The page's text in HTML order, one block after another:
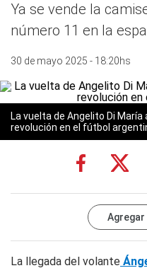
Ya se vende la
número 11 en la
30 de mayo 2025 - 18:20hs
La vuelta de Angelito Di
revolución en el fútbol
Agregar
La llegada del volante